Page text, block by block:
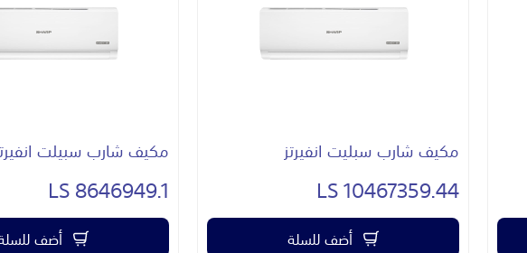
مكيف شارب سبليت انفيرتز
10467359.44 LS
أضف للسلة
مكيف شارب سبيلت
8646949.1 LS
أضف